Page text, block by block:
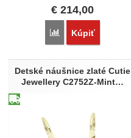
€ 214,00
Porovnať
Kúpiť
Detské náušnice zlaté Cutie
Jewellery C2752Z-Mint…